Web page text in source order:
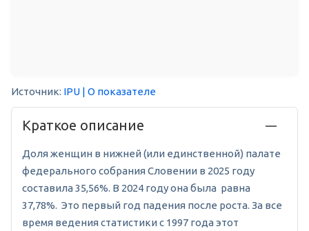
Источник: IPU | О показателе
Краткое описание
Доля женщин в нижней (или единственной) палате
федерального собрания Словении в 2025 году
составила 35,56%. В 2024 году она была равна
37,78%. Это первый год падения после роста. За все
время ведения статистики с 1997 года этот